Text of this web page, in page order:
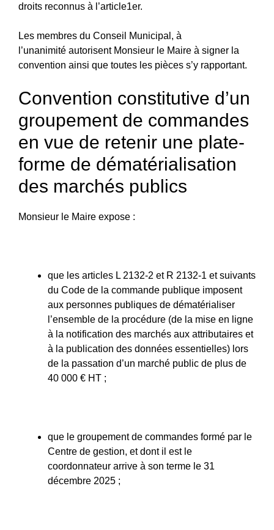
droits reconnus à l’article1er.
Les membres du Conseil Municipal, à
l’unanimité autorisent Monsieur le Maire à signer la
convention ainsi que toutes les pièces s’y rapportant.
Convention constitutive d’un
groupement de commandes
en vue de retenir une plate-
forme de dématérialisation
des marchés publics
Monsieur le Maire expose :
que les articles L 2132-2 et R 2132-1 et suivants
du Code de la commande publique imposent
aux personnes publiques de dématérialiser
l’ensemble de la procédure (de la mise en ligne
à la notification des marchés aux attributaires et
à la publication des données essentielles) lors
de la passation d’un marché public de plus de
40 000 € HT ;
que le groupement de commandes formé par le
Centre de gestion, et dont il est le
coordonnateur arrive à son terme le 31
décembre 2025 ;